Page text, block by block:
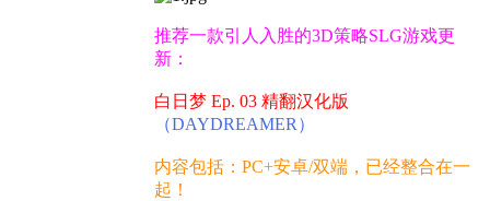
推荐一款引人入胜的3D策略SLG游戏更
新：
白日梦 Ep. 03 精翻汉化版
（DAYDREAMER）
内容包括：PC+安卓/双端，已经整合在一
起！